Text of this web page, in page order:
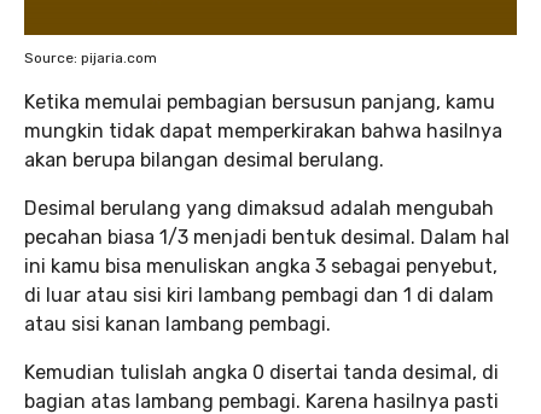
Source: pijaria.com
Ketika memulai pembagian bersusun panjang, kamu
mungkin tidak dapat memperkirakan bahwa hasilnya
akan berupa bilangan desimal berulang.
Desimal berulang yang dimaksud adalah mengubah
pecahan biasa 1/3 menjadi bentuk desimal. Dalam hal
ini kamu bisa menuliskan angka 3 sebagai penyebut,
di luar atau sisi kiri lambang pembagi dan 1 di dalam
atau sisi kanan lambang pembagi.
Kemudian tulislah angka 0 disertai tanda desimal, di
bagian atas lambang pembagi. Karena hasilnya pasti